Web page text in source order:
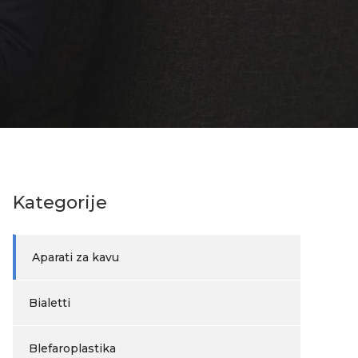
Kategorije
Aparati za kavu
Bialetti
Blefaroplastika